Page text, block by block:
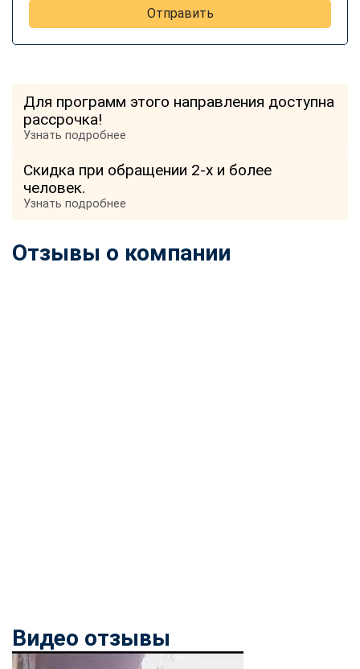
Отправить
Для программ этого направления доступна
рассрочка!
Узнать подробнее
Скидка при обращении 2-х и более
человек.
Узнать подробнее
Отзывы о компании
Видео отзывы